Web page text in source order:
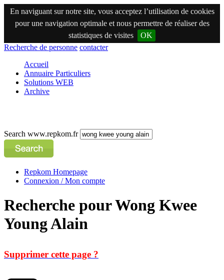
En naviguant sur notre site, vous acceptez l’utilisation de cookies
pour une navigation optimale et nous permettre de réaliser des
statistiques de visites
OK
Recherche de personne contacter
Accueil
Annuaire Particuliers
Solutions WEB
Archive
Search www.repkom.fr
Repkom Homepage
Connexion / Mon compte
Recherche pour Wong Kwee
Young Alain
Supprimer cette page ?